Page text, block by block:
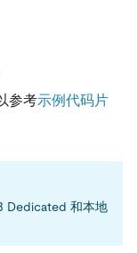
参考示例代码片
Dedicated 和本地